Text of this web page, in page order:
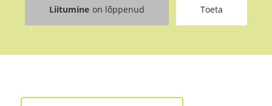
Liitumine on lõppenud Toeta